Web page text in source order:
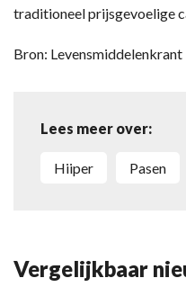
traditioneel prijsgevoelige
Bron: Levensmiddelenkrant
Lees meer over:
Hiiper Pasen
Vergelijkbaar